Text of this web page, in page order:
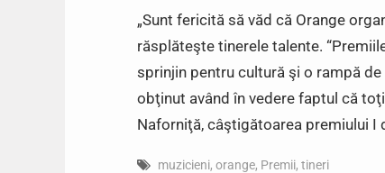
„Sunt fericită să văd că Orange
răsplăteşte tinerele talente.
sprinjin pentru cultură şi o rampă
obţinut având în vedere faptul că
Naforniţă, câştigătoarea premiului I
muzicieni, orange, Premii, tineri